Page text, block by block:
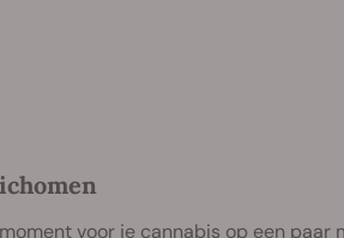
voor je cannabis op een